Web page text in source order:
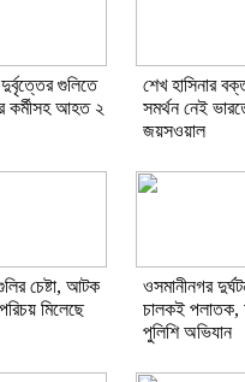
গুলিতে
কর্মীসহ আহত ২
শেখ হাসিনার
সমর্থন নেই
জয়সওয়াল
চেষ্টা, আটক
মিলেছে
ওসমানীনগর
চালকই পলাতক,
পুলিশি অভিযান